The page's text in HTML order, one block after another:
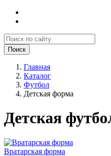
Поиск
Главная
Каталог
Футбол
Детская форма
Детская
Вратарская форма